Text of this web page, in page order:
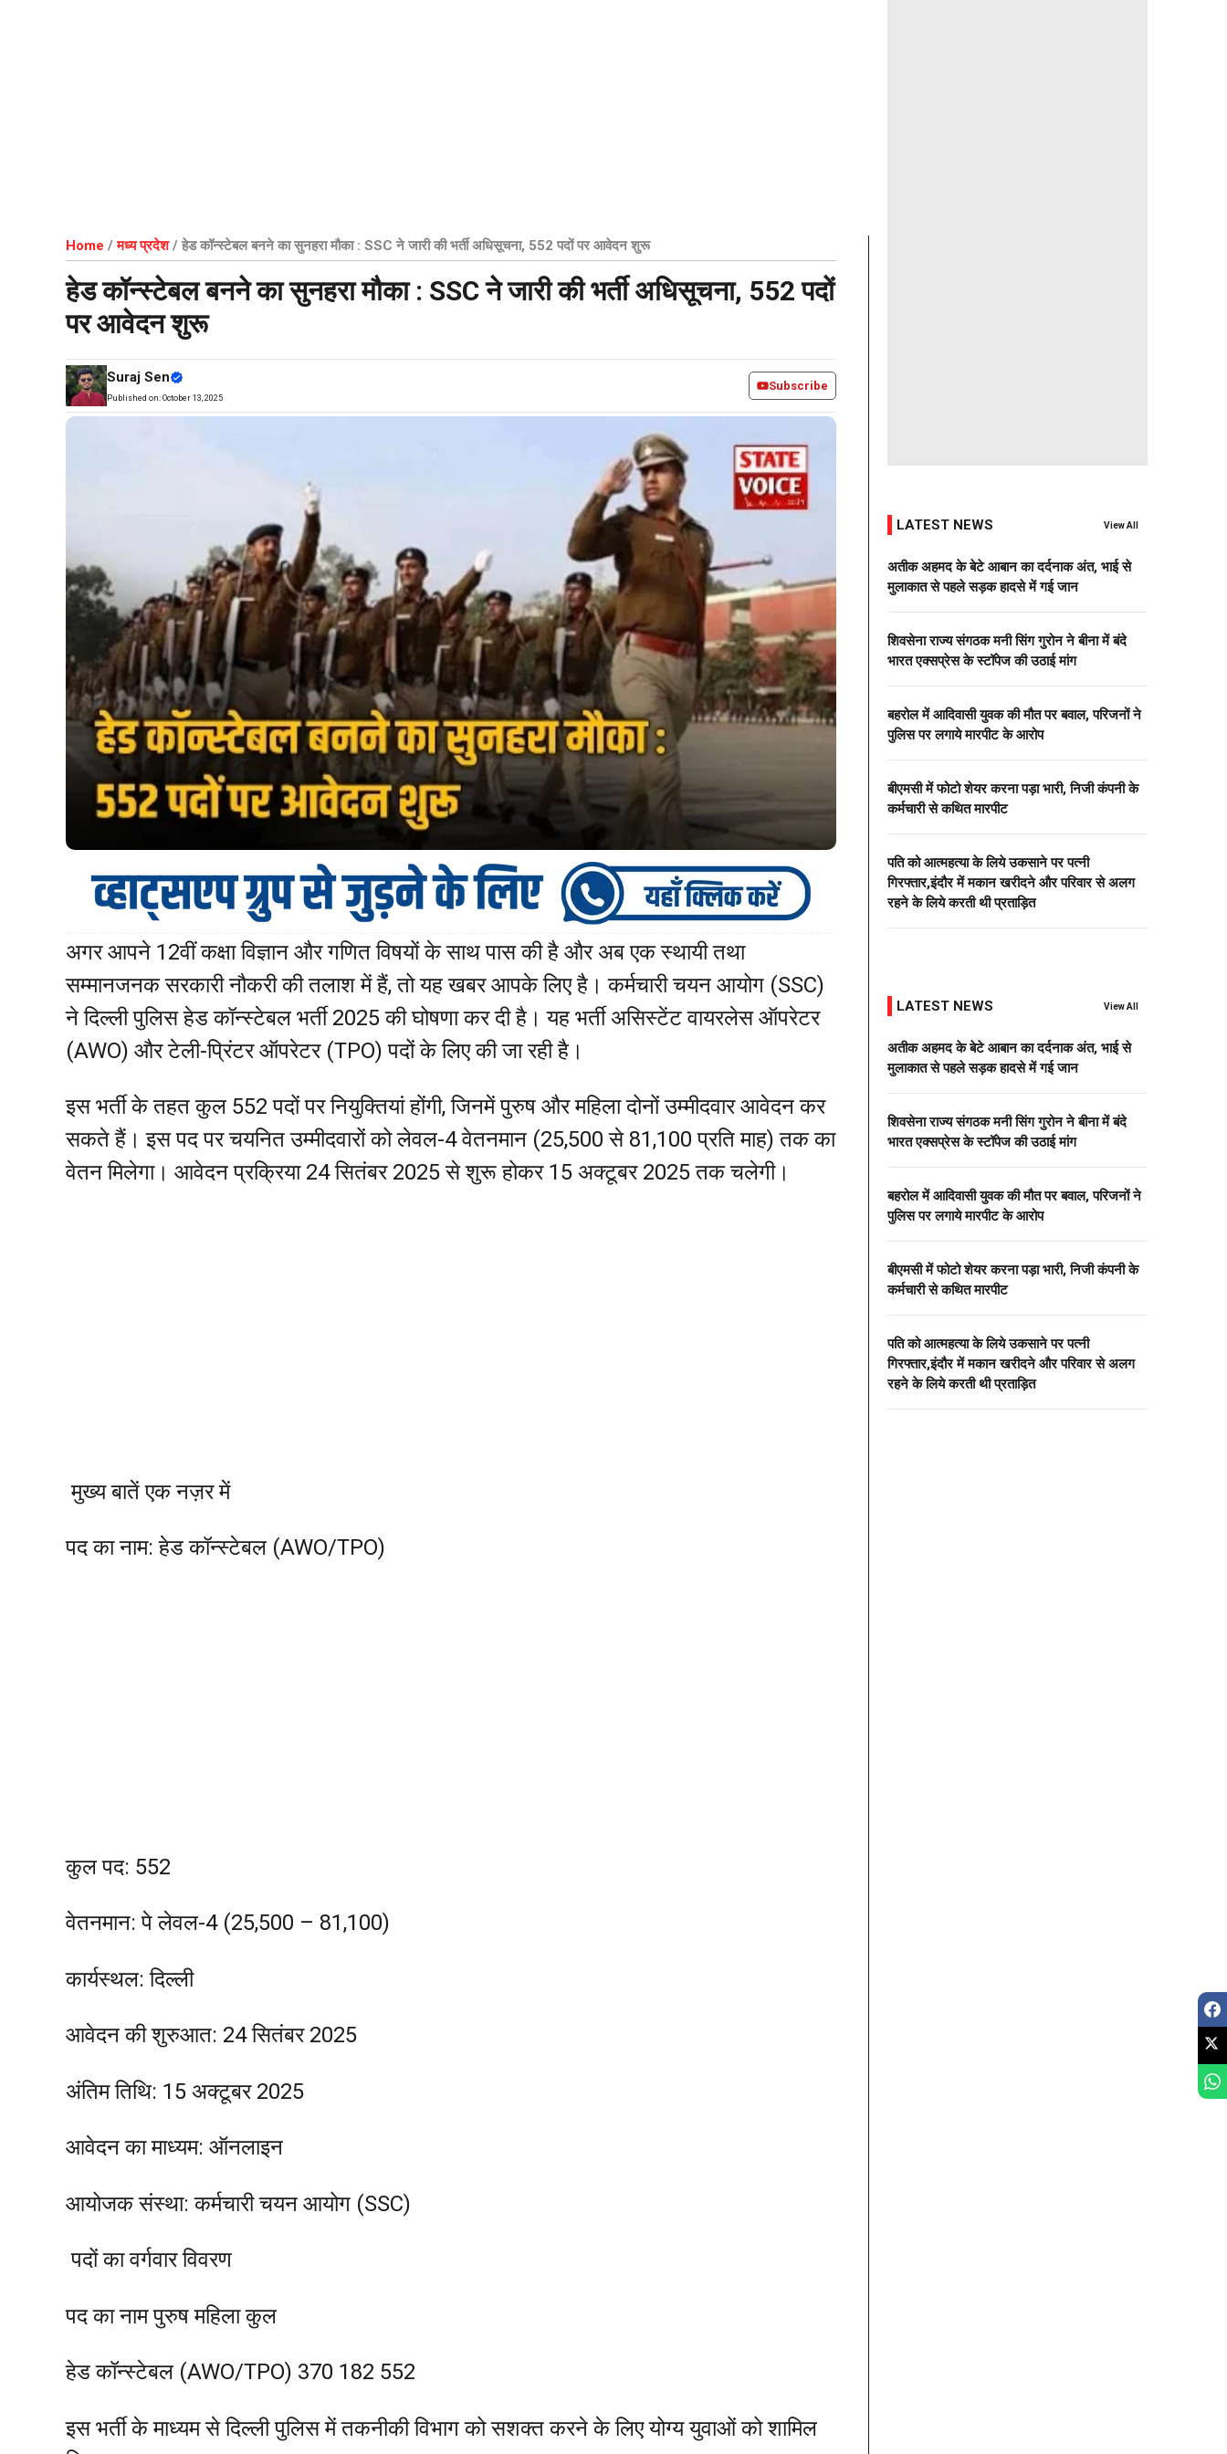
Home /मध्य प्रदेश/ हेड कॉन्स्टेबल बनने का सुनहरा मौका : SSC ने जारी की भर्ती अधिसूचना, 552 पदों पर आवेदन शुरू
हेड कॉन्स्टेबल बनने का सुनहरा मौका : SSC ने जारी की भर्ती अधिसूचना, 552 पदों
पर आवेदन शुरू
Suraj Sen
Published on: October 13, 2025
Subscribe
अगर आपने 12वीं कक्षा विज्ञान और गणित विषयों के साथ पास की है और अब एक स्थायी तथा
सम्मानजनक सरकारी नौकरी की तलाश में हैं, तो यह खबर आपके लिए है। कर्मचारी चयन आयोग (SSC)
ने दिल्ली पुलिस हेड कॉन्स्टेबल भर्ती 2025 की घोषणा कर दी है। यह भर्ती असिस्टेंट वायरलेस ऑपरेटर
(AWO) और टेली-प्रिंटर ऑपरेटर (TPO) पदों के लिए की जा रही है।
इस भर्ती के तहत कुल 552 पदों पर नियुक्तियां होंगी, जिनमें पुरुष और महिला दोनों उम्मीदवार आवेदन कर
सकते हैं। इस पद पर चयनित उम्मीदवारों को लेवल-4 वेतनमान (₹25,500 से ₹81,100 प्रति माह) तक का
वेतन मिलेगा। आवेदन प्रक्रिया 24 सितंबर 2025 से शुरू होकर 15 अक्टूबर 2025 तक चलेगी।
मुख्य बातें एक नज़र में
पद का नाम: हेड कॉन्स्टेबल (AWO/TPO)
कुल पद: 552
वेतनमान: पे लेवल-4 (₹25,500 – ₹81,100)
कार्यस्थल: दिल्ली
आवेदन की शुरुआत: 24 सितंबर 2025
अंतिम तिथि: 15 अक्टूबर 2025
आवेदन का माध्यम: ऑनलाइन
आयोजक संस्था: कर्मचारी चयन आयोग (SSC)
पदों का वर्गवार विवरण
पद का नाम पुरुष महिला कुल
हेड कॉन्स्टेबल (AWO/TPO) 370 182 552
इस भर्ती के माध्यम से दिल्ली पुलिस में तकनीकी विभाग को सशक्त करने के लिए योग्य युवाओं को शामिल
LATEST NEWS View All
अतीक अहमद के बेटे आबान का दर्दनाक अंत, भाई से
मुलाकात से पहले सड़क हादसे में गई जान
शिवसेना राज्य संगठक मनी सिंग गुरोन ने बीना में बंदे
भारत एक्सप्रेस के स्टॉपेज की उठाई मांग
बहरोल में आदिवासी युवक की मौत पर बवाल, परिजनों ने
पुलिस पर लगाये मारपीट के आरोप
बीएमसी में फोटो शेयर करना पड़ा भारी, निजी कंपनी के
कर्मचारी से कथित मारपीट
पति को आत्महत्या के लिये उकसाने पर पत्नी
गिरफ्तार,इंदौर में मकान खरीदने और परिवार से अलग
रहने के लिये करती थी प्रताड़ित
LATEST NEWS View All
अतीक अहमद के बेटे आबान का दर्दनाक अंत, भाई से
मुलाकात से पहले सड़क हादसे में गई जान
शिवसेना राज्य संगठक मनी सिंग गुरोन ने बीना में बंदे
भारत एक्सप्रेस के स्टॉपेज की उठाई मांग
बहरोल में आदिवासी युवक की मौत पर बवाल, परिजनों ने
पुलिस पर लगाये मारपीट के आरोप
बीएमसी में फोटो शेयर करना पड़ा भारी, निजी कंपनी के
कर्मचारी से कथित मारपीट
पति को आत्महत्या के लिये उकसाने पर पत्नी
गिरफ्तार,इंदौर में मकान खरीदने और परिवार से अलग
रहने के लिये करती थी प्रताड़ित